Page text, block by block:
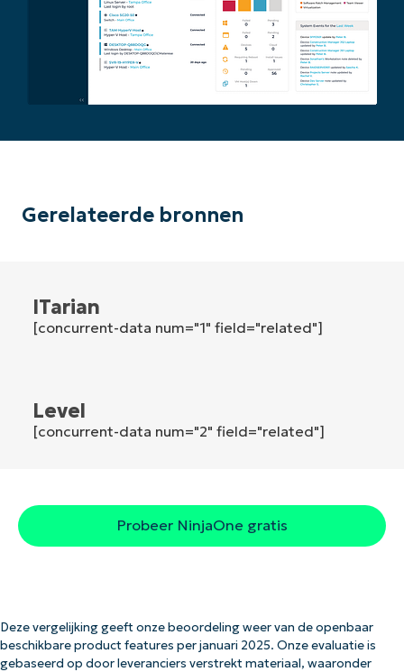
Gerelateerde bronnen
ITarian
[concurrent-data num="1" field="related"]
Level
[concurrent-data num="2" field="related"]
Probeer NinjaOne gratis
Company
name*
Deze vergelijking geeft onze beoordeling weer van de openbaar
beschikbare product features per januari 2025. Onze evaluatie is
gebaseerd op door leveranciers verstrekt materiaal, waaronder